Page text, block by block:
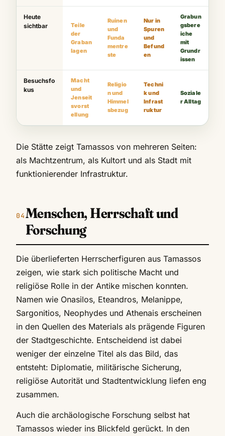
Heute
sichtbar
Teile
der
Graban
lagen
Ruinen
und
Funda
mentre
ste
Nur in
Spuren
und
Befund
en
Grabun
gsbere
iche
mit
Grundr
issen
Besuchsfo
kus
Macht
und
Jenseit
svorst
ellung
Religio
n und
Himmel
sbezug
Techni
k und
Infrast
ruktur
Soziale
r Alltag
Die Stätte zeigt Tamassos von mehreren Seiten:
als Machtzentrum, als Kultort und als Stadt mit
funktionierender Infrastruktur.
Menschen, Herrschaft und
Forschung
Die überlieferten Herrscherfiguren aus Tamassos
zeigen, wie stark sich politische Macht und
religiöse Rolle in der Antike mischen konnten.
Namen wie Onasilos, Eteandros, Melanippe,
Sargonitios, Neophydes und Athenais erscheinen
in den Quellen des Materials als prägende Figuren
der Stadtgeschichte. Entscheidend ist dabei
weniger der einzelne Titel als das Bild, das
entsteht: Diplomatie, militärische Sicherung,
religiöse Autorität und Stadtentwicklung liefen eng
zusammen.
Auch die archäologische Forschung selbst hat
Tamassos wieder ins Blickfeld gerückt. In den